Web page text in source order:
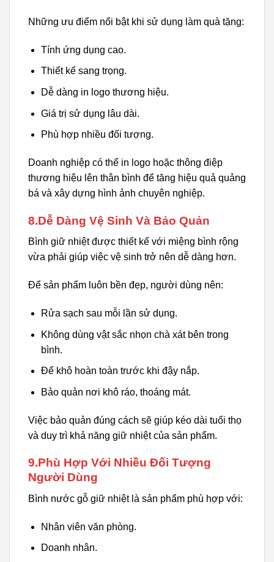
Những ưu điểm nổi bật khi sử dụng làm quà tặng:
Tính ứng dụng cao.
Thiết kế sang trọng.
Dễ dàng in logo thương hiệu.
Giá trị sử dụng lâu dài.
Phù hợp nhiều đối tượng.
Doanh nghiệp có thể in logo hoặc thông điệp
thương hiệu lên thân bình để tăng hiệu quả quảng
bá và xây dựng hình ảnh chuyên nghiệp.
8.Dễ Dàng Vệ Sinh Và Bảo Quản
Bình giữ nhiệt được thiết kế với miệng bình rộng
vừa phải giúp việc vệ sinh trở nên dễ dàng hơn.
Để sản phẩm luôn bền đẹp, người dùng nên:
Rửa sạch sau mỗi lần sử dụng.
Không dùng vật sắc nhọn chà xát bên trong
bình.
Để khô hoàn toàn trước khi đậy nắp.
Bảo quản nơi khô ráo, thoáng mát.
Việc bảo quản đúng cách sẽ giúp kéo dài tuổi thọ
và duy trì khả năng giữ nhiệt của sản phẩm.
9.Phù Hợp Với Nhiều Đối Tượng
Người Dùng
Bình nước gỗ giữ nhiệt là sản phẩm phù hợp với:
Nhân viên văn phòng.
Doanh nhân.